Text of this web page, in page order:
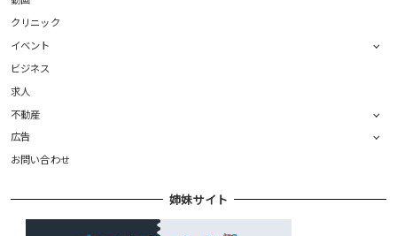
クリニック
イベント
ビジネス
求人
不動産
広告
お問い合わせ
姉妹サイト